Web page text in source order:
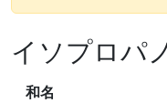
イソプロパ
和名